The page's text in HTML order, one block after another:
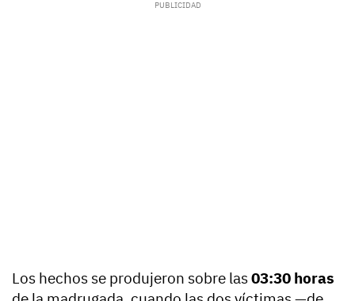
Los hechos se produjeron sobre las03:30 horas